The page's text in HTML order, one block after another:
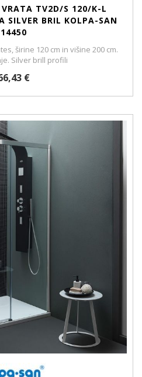
VRATA TV2D/S 120/K-L
SILVER BRIL KOLPA-SAN
širine 120 cm in višine 200 cm.
Silver brill profili
€